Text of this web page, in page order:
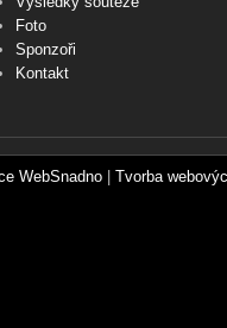
Foto
Sponzoři
Kontakt
WebSnadno Tvorba